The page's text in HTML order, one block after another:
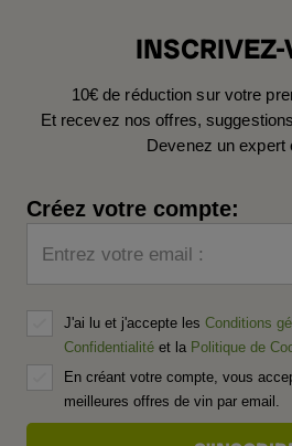
10€ de réduction sur votre
Et recevez nos offres,
Devenez un expert
Créez votre compte:
Entrez votre email :
J'ai lu et j'accepte les Conditions
Confidentialité et la Politique de
En créant votre compte, vous
meilleures offres de vin par email.